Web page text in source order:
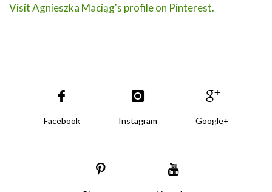
Visit Agnieszka Maciąg's profile on Pinterest.
Facebook Instagram Google+